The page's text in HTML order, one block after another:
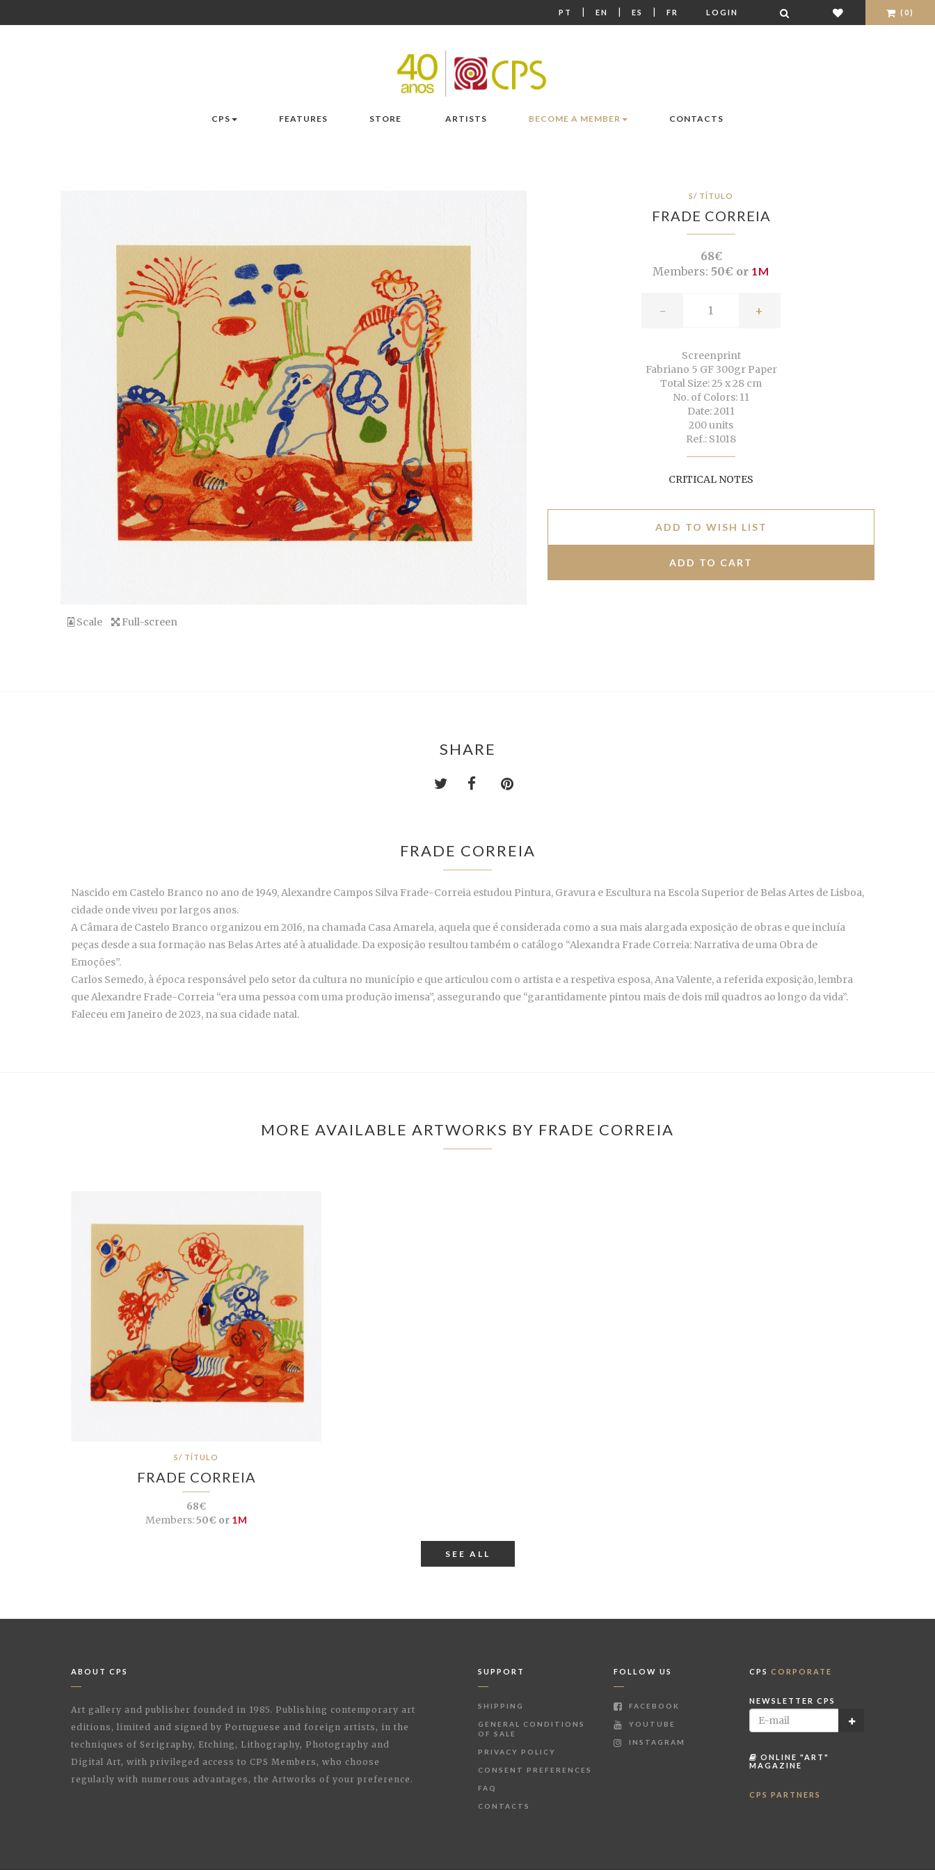
PT | EN | ES | FR LOGIN (0)
CPS FEATURES STORE ARTISTS BECOME A MEMBER CONTACTS
Scale Full-screen
S/ TÍTULO
FRADE CORREIA
68€
Members: 50€ or 1M
- +
Screenprint
Fabriano 5 GF 300gr Paper
Total Size: 25 x 28 cm
No. of Colors: 11
Date: 2011
200 units
Ref.: S1018
CRITICAL NOTES
ADD TO WISH LIST
SHARE
FRADE CORREIA
Nascido em Castelo Branco no ano de 1949, Alexandre Campos Silva Frade-Correia estudou Pintura, Gravura e Escultura na Escola Superior de Belas Artes de Lisboa,
cidade onde viveu por largos anos.
A Câmara de Castelo Branco organizou em 2016, na chamada Casa Amarela, aquela que é considerada como a sua mais alargada exposição de obras e que incluía
peças desde a sua formação nas Belas Artes até à atualidade. Da exposição resultou também o catálogo “Alexandra Frade Correia: Narrativa de uma Obra de
Emoções”.
Carlos Semedo, à época responsável pelo setor da cultura no município e que articulou com o artista e a respetiva esposa, Ana Valente, a referida exposição, lembra
que Alexandre Frade-Correia “era uma pessoa com uma produção imensa”, assegurando que “garantidamente pintou mais de dois mil quadros ao longo da vida”.
Faleceu em Janeiro de 2023, na sua cidade natal.
MORE AVAILABLE ARTWORKS BY FRADE CORREIA
S/ TÍTULO
FRADE CORREIA
68€
Members:50€ or 1M
SEE ALL
ABOUT CPS
Art gallery and publisher founded in 1985. Publishing contemporary art
editions, limited and signed by Portuguese and foreign artists, in the
techniques of Serigraphy, Etching, Lithography, Photography and
Digital Art, with privileged access to CPS Members, who choose
regularly with numerous advantages, the Artworks of your preference.
SUPPORT
SHIPPING
GENERAL CONDITIONS
OF SALE
PRIVACY POLICY
CONSENT PREFERENCES
FAQ
CONTACTS
FOLLOW US
FACEBOOK
YOUTUBE
INSTAGRAM
CPS CORPORATE
NEWSLETTER CPS
ONLINE "ART"
MAGAZINE
CPS PARTNERS